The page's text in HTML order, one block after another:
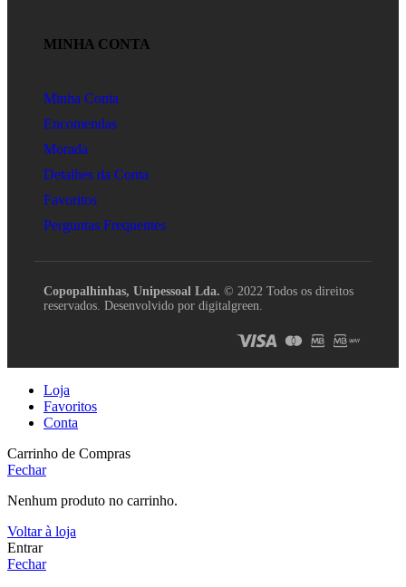
MINHA CONTA
Minha Conta
Encomendas
Morada
Detalhes da Conta
Favoritos
Perguntas Frequentes
Copopalhinhas, Unipessoal Lda. © 2022 Todos os direitos
reservados. Desenvolvido por digitalgreen.
Loja
Favoritos
Conta
Carrinho de Compras
Fechar
Nenhum produto no carrinho.
Voltar à loja
Entrar
Fechar